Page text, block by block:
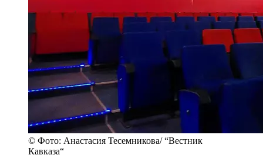
© Фото: Анастасия Тесемникова/ “Вестник
Кавказа“